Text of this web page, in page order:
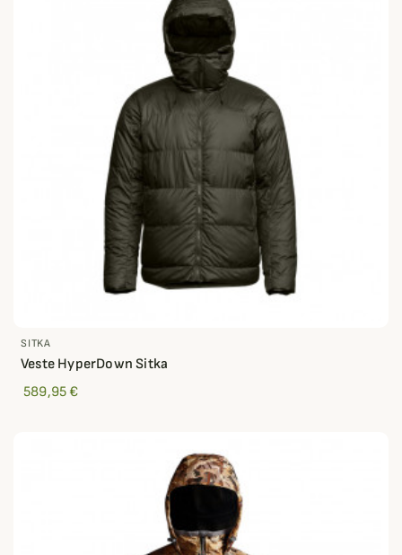
SITKA
Veste HyperDown Sitka
589,95 €